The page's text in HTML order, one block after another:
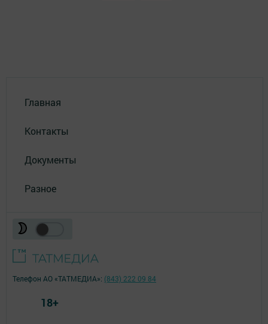
Главная
Контакты
Документы
Разное
Телефон АО «ТАТМЕДИА»: (843) 222 09 84
18+